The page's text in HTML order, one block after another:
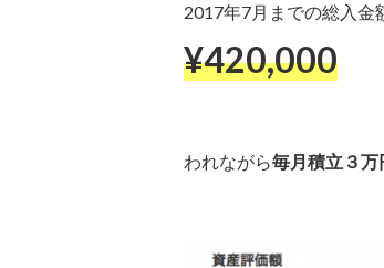
2017年7月までの総入金
¥420,000
われながら毎月積立３万